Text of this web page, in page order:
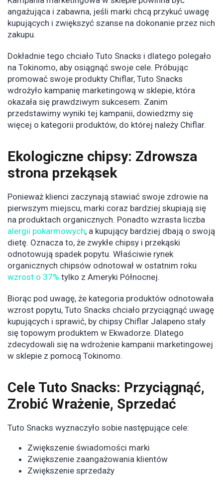
angażująca i zabawna, jeśli marki chcą przykuć uwagę
kupujących i zwiększyć szanse na dokonanie przez nich
zakupu.
Dokładnie tego chciało Tuto Snacks i dlatego polegało
na Tokinomo, aby osiągnąć swoje cele. Próbując
promować swoje produkty Chiflar, Tuto Snacks
wdrożyło kampanię marketingową w sklepie, która
okazała się prawdziwym sukcesem. Zanim
przedstawimy wyniki tej kampanii, dowiedzmy się
więcej o kategorii produktów, do której należy Chiflar.
Ekologiczne chipsy: Zdrowsza
strona przekąsek
Ponieważ klienci zaczynają stawiać swoje zdrowie na
pierwszym miejscu, marki coraz bardziej skupiają się
na produktach organicznych. Ponadto wzrasta liczba
alergii pokarmowych, a kupujący bardziej dbają o swoją
dietę. Oznacza to, że zwykłe chipsy i przekąski
odnotowują spadek popytu. Właściwie rynek
organicznych chipsów odnotował w ostatnim roku
wzrost o 37% tylko z Ameryki Północnej.
Biorąc pod uwagę, że kategoria produktów odnotowała
wzrost popytu, Tuto Snacks chciało przyciągnąć uwagę
kupujących i sprawić, by chipsy Chiflar Jalapeno stały
się topowym produktem w Ekwadorze. Dlatego
zdecydowali się na wdrożenie kampanii marketingowej
w sklepie z pomocą Tokinomo.
Cele Tuto Snacks: Przyciągnąć,
Zrobić Wrażenie, Sprzedać
Tuto Snacks wyznaczyło sobie następujące cele:
Zwiększenie świadomości marki
Zwiększenie zaangażowania klientów
Zwiększenie sprzedaży